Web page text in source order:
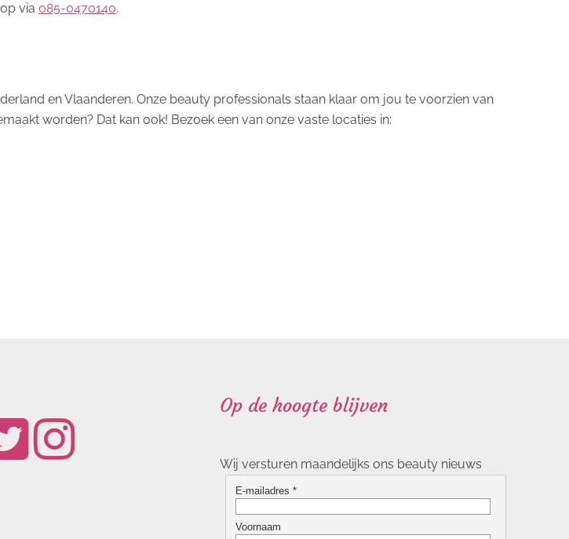
via 085-0470140.
en Vlaanderen. Onze beauty professionals staan klaar om jou te voorzien van
worden? Dat kan ook! Bezoek een van onze vaste locaties in:
Op de hoogte blijven
Wij versturen maandelijks ons beauty nieuws